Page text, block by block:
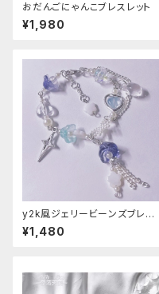
おだんごにゃんこブレスレット
¥1,980
y2k風ジェリービーンズブレス
レット
¥1,480